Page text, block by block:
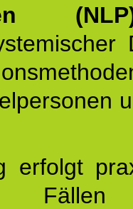
erfolgt